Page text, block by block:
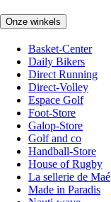
Onze winkels
Basket-Center
Daily Bikers
Direct Running
Direct-Volley
Espace Golf
Foot-Store
Galop-Store
Golf and co
Handball-Store
House of Rugby
La sellerie de Maé
Made in Paradis